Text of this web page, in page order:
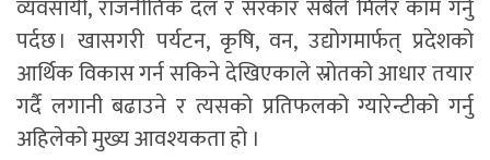
व्यवसायी, राजनीतिक दल र सरकार सबैले मिलेर काम गर्नु
पर्दछ । खासगरी पर्यटन, कृषि, वन, उद्योगमार्फत् प्रदेशको
आर्थिक विकास गर्न सकिने देखिएकाले स्रोतको आधार तयार
गर्दै लगानी बढाउने र त्यसको प्रतिफलको ग्यारेन्टीको गर्नु
अहिलेको मुख्य आवश्यकता हो ।